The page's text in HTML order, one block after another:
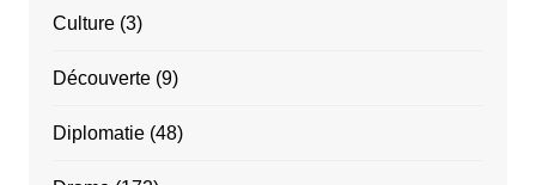
Culture(3)
Découverte(9)
Diplomatie(48)